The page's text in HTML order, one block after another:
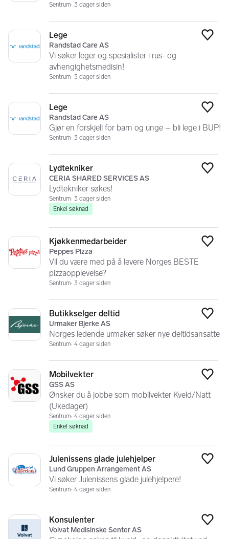
Sentrum 3 dager siden
Lege
Randstad Care AS
Vi søker leger og spesialister i rus- og
avhengighetsmedisin!
Sentrum 3 dager siden
Lege
Randstad Care AS
Gjør en forskjell for barn og unge – bli lege i BUP!
Sentrum 3 dager siden
Lydtekniker
CERIA SHARED SERVICES AS
Lydtekniker søkes!
Sentrum 3 dager siden
Enkel søknad
Kjøkkenmedarbeider
Peppes Pizza
Vil du være med på å levere Norges BESTE
pizzaopplevelse?
Sentrum 3 dager siden
Butikkselger deltid
Urmaker Bjerke AS
Norges ledende urmaker søker nye deltidsansatte
Sentrum 4 dager siden
Mobilvekter
GSS AS
Ønsker du å jobbe som mobilvekter Kveld/Natt
(Ukedager)
Sentrum 4 dager siden
Enkel søknad
Julenissens glade julehjelper
Lund Gruppen Arrangement AS
Vi søker Julenissens glade julehjelpere!
Sentrum 4 dager siden
Konsulenter
Volvat Medisinske Senter AS